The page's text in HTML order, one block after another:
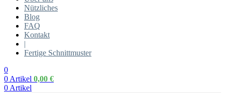
Nützliches
Blog
FAQ
Kontakt
|
Fertige Schnittmuster
0
0 Artikel 0,00 €
0 Artikel